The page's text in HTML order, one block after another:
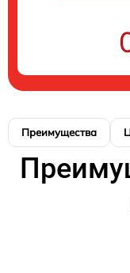
Преимущества